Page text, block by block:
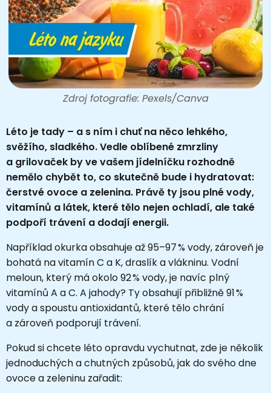
Zdroj fotografie: Pexels/Canva
Léto je tady – a s ním i chuť na něco lehkého,
svěžího, sladkého. Vedle oblíbené zmrzliny
a grilovaček by ve vašem jídelníčku rozhodně
nemělo chybět to, co skutečně bude i hydratovat:
čerstvé ovoce a zelenina. Právě ty jsou plné vody,
vitamínů a látek, které tělo nejen ochladí, ale také
podpoří trávení a dodají energii.
Například okurka obsahuje až 95–97 % vody, zároveň je
bohatá na vitamín C a K, draslík a vlákninu. Vodní
meloun, který má okolo 92 % vody, je navíc plný
vitamínů A a C. A jahody? Ty obsahují přibližně 91 %
vody a spoustu antioxidantů, které tělo chrání
a zároveň podporují trávení.
Pokud si chcete léto opravdu vychutnat, zde je několik
jednoduchých a chutných způsobů, jak do svého dne
ovoce a zeleninu zařadit: